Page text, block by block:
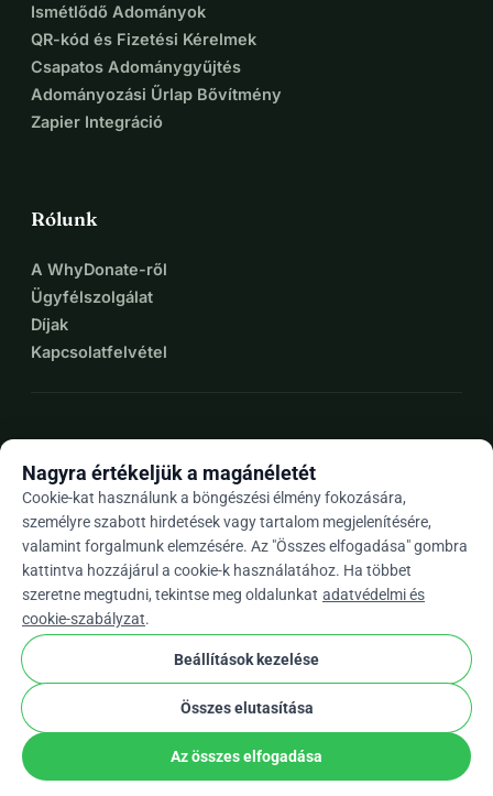
Ismétlődő Adományok
QR-kód és Fizetési Kérelmek
Csapatos Adománygyűjtés
Adományozási Űrlap Bővítmény
Zapier Integráció
Rólunk
A WhyDonate-ről
Ügyfélszolgálat
Díjak
Kapcsolatfelvétel
Huarrow_drop_down
★★★★★4,9 / 5 több mint 500 értékelés alapján
WhyDonate
Adatvédelem és sütik
Általános szerződési feltételek
Európában Készült stripe checkEllenőrzött Partner
Nagyra értékeljük a magánéletét
Cookie-kat használunk a böngészési élmény fokozására,
személyre szabott hirdetések vagy tartalom megjelenítésére,
valamint forgalmunk elemzésére. Az "Összes elfogadása" gombra
kattintva hozzájárul a cookie-k használatához. Ha többet
szeretne megtudni, tekintse meg oldalunkat adatvédelmi és
cookie-szabályzat.
Beállítások kezelése
Összes elutasítása
Az összes elfogadása